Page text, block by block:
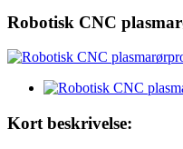
Robotisk CNC
Kort beskrivelse: